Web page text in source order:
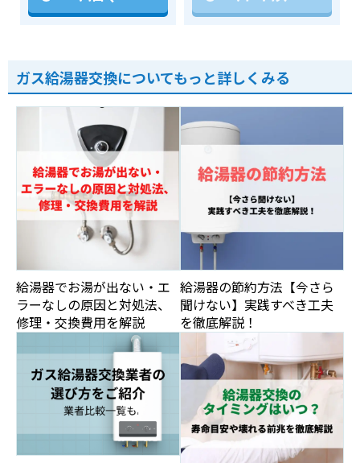
ガス給湯器交換についてもっと詳しくみる
給湯器でお湯が出ない・エ
ラーなしの原因と対処法、
修理・交換費用を解説
給湯器の節約方法【今さら
聞けない】実践すべき工夫
を徹底解説！